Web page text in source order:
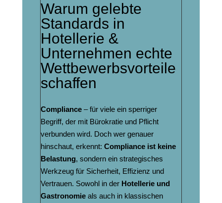
Warum gelebte
Standards in
Hotellerie &
Unternehmen echte
Wettbewerbsvorteile
schaffen
Compliance– für viele ein sperriger
Begriff, der mit Bürokratie und Pflicht
verbunden wird. Doch wer genauer
hinschaut, erkennt: Compliance ist keine
Belastung, sondern ein strategisches
Werkzeug für Sicherheit, Effizienz und
Vertrauen. Sowohl in der Hotellerie und
Gastronomieals auch in klassischen